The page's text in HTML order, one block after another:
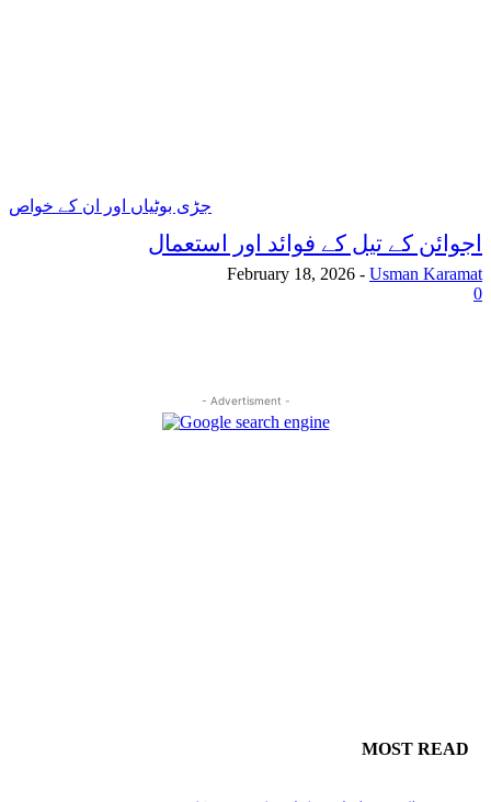
جڑی بوٹیاں اور ان کے خواص
اجوائن کے تیل کے فوائد اور استعمال
Usman Karamat
-
February 18, 2026
0
- Advertisment -
MOST READ